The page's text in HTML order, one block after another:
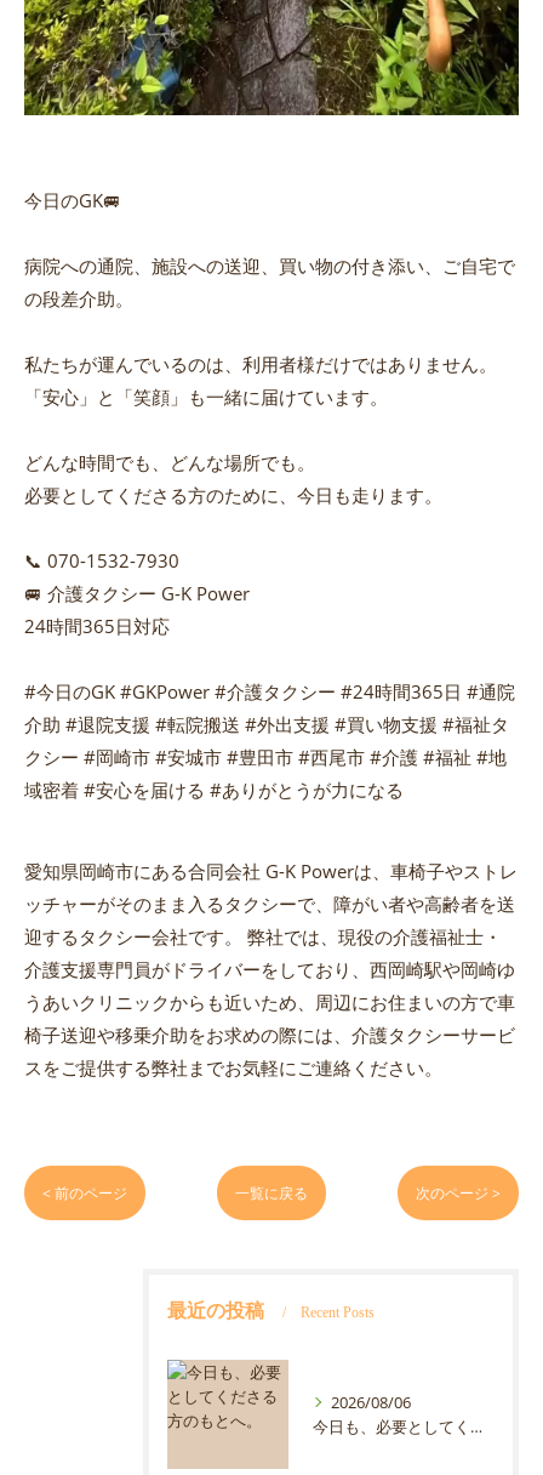
今日のGK🚐
病院への通院、施設への送迎、買い物の付き添い、ご自宅で
の段差介助。
私たちが運んでいるのは、利用者様だけではありません。
「安心」と「笑顔」も一緒に届けています。
どんな時間でも、どんな場所でも。
必要としてくださる方のために、今日も走ります。
📞 070-1532-7930
🚐 介護タクシー G-K Power
24時間365日対応
#今日のGK #GKPower #介護タクシー #24時間365日 #通院
介助 #退院支援 #転院搬送 #外出支援 #買い物支援 #福祉タ
クシー #岡崎市 #安城市 #豊田市 #西尾市 #介護 #福祉 #地
域密着 #安心を届ける #ありがとうが力になる
愛知県岡崎市にある合同会社 G-K Powerは、車椅子やストレ
ッチャーがそのまま入るタクシーで、障がい者や高齢者を送
迎するタクシー会社です。 弊社では、現役の介護福祉士・
介護支援専門員がドライバーをしており、西岡崎駅や岡崎ゆ
うあいクリニックからも近いため、周辺にお住まいの方で車
椅子送迎や移乗介助をお求めの際には、介護タクシーサービ
スをご提供する弊社までお気軽にご連絡ください。
< 前のページ 一覧に戻る 次のページ >
最近の投稿 Recent Posts
2026/08/06
今日も、必要としてくださる方のもとへ。